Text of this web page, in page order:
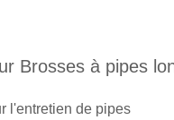
Brosses à pipes
l'entretien de pipes